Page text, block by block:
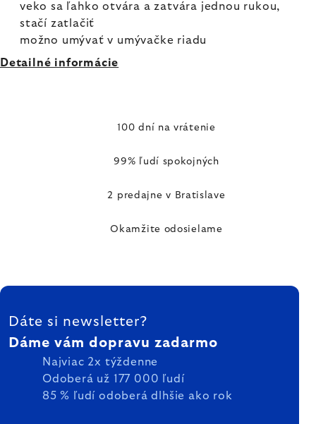
veko sa ľahko otvára a zatvára jednou rukou,
stačí zatlačiť
možno umývať v umývačke riadu
Detailné informácie
100 dní na vrátenie
99% ľudí spokojných
2 predajne v Bratislave
Okamžite odosielame
ZÁPÄTIE
Dáte si newsletter?
Dáme vám dopravu zadarmo
Najviac 2x týždenne
Odoberá už 177 000 ľudí
85 % ľudí odoberá dlhšie ako rok